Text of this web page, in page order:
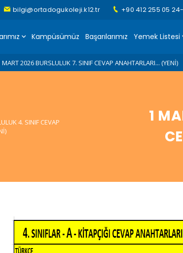
bilgi@ortadogukoleji.k12.tr +90 412 255 05
Kampüsümüz Başarılarımız Yemek Listesi
MART 2026 BURSLULUK 7. SINIF CEVAP ANAHTARLARI... (YENİ)
MART 2026 BURSLULUK 4. SINIF CEVAP ANAHTARLARI... (YENİ)
Me eTwinning Projemiz... (YENİ)
"Bisiklet Turumuz"....
Şampiyonuyuz...???????????? (YENİ)
MART 2026 BURSLULUK 7. SINIF CEVAP ANAHTARLARI... (YENİ)
4. SINIF CEVAP
1